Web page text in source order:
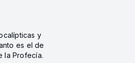
y
es el de
la Profecía.